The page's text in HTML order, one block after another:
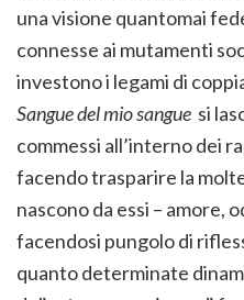
una visione quantomai
connesse ai mutamenti
investono i legami di
Sangue del mio sangue si
commessi all’interno dei
facendo trasparire la
nascono da essi – amore,
facendosi pungolo di
quanto determinate